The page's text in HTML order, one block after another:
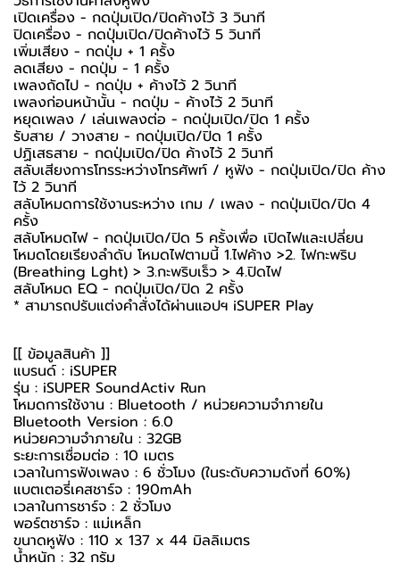
เปิดเครื่อง - กดปุ่มเปิด/ปิดค้างไว้ 3 วินาที
ปิดเครื่อง - กดปุ่มเปิด/ปิดค้างไว้ 5 วินาที
เพิ่มเสียง - กดปุ่ม + 1 ครั้ง
ลดเสียง - กดปุ่ม - 1 ครั้ง
เพลงถัดไป - กดปุ่ม + ค้างไว้ 2 วินาที
เพลงก่อนหน้านั้น - กดปุ่ม - ค้างไว้ 2 วินาที
หยุดเพลง / เล่นเพลงต่อ - กดปุ่มเปิด/ปิด 1 ครั้ง
รับสาย / วางสาย - กดปุ่มเปิด/ปิด 1 ครั้ง
ปฏิเสธสาย - กดปุ่มเปิด/ปิด ค้างไว้ 2 วินาที
สลับเสียงการโทรระหว่างโทรศัพท์ / หูฟัง - กดปุ่มเปิด/ปิด ค้าง
ไว้ 2 วินาที
สลับโหมดการใช้งานระหว่าง เกม / เพลง - กดปุ่มเปิด/ปิด 4
ครั้ง
สลับโหมดไฟ - กดปุ่มเปิด/ปิด 5 ครั้งเพื่อ เปิดไฟและเปลี่ยน
โหมดโดยเรียงลำดับ โหมดไฟตามนี้ 1.ไฟค้าง >2. ไฟกะพริบ
(Breathing Lght) > 3.กะพริบเร็ว > 4.ปิดไฟ
สลับโหมด EQ - กดปุ่มเปิด/ปิด 2 ครั้ง
* สามารถปรับแต่งคำสั่งได้ผ่านแอปฯ iSUPER Play
[[ ข้อมูลสินค้า ]]
แบรนด์ : iSUPER
รุ่น : iSUPER SoundActiv Run
โหมดการใช้งาน : Bluetooth / หน่วยความจำภายใน
Bluetooth Version : 6.0
หน่วยความจำภายใน : 32GB
ระยะการเชื่อมต่อ : 10 เมตร
เวลาในการฟังเพลง : 6 ชั่วโมง (ในระดับความดังที่ 60%)
แบตเตอรี่เคสชาร์จ : 190mAh
เวลาในการชาร์จ : 2 ชั่วโมง
พอร์ตชาร์จ : แม่เหล็ก
ขนาดหูฟัง : 110 x 137 x 44 มิลลิเมตร
น้ำหนัก : 32 กรัม